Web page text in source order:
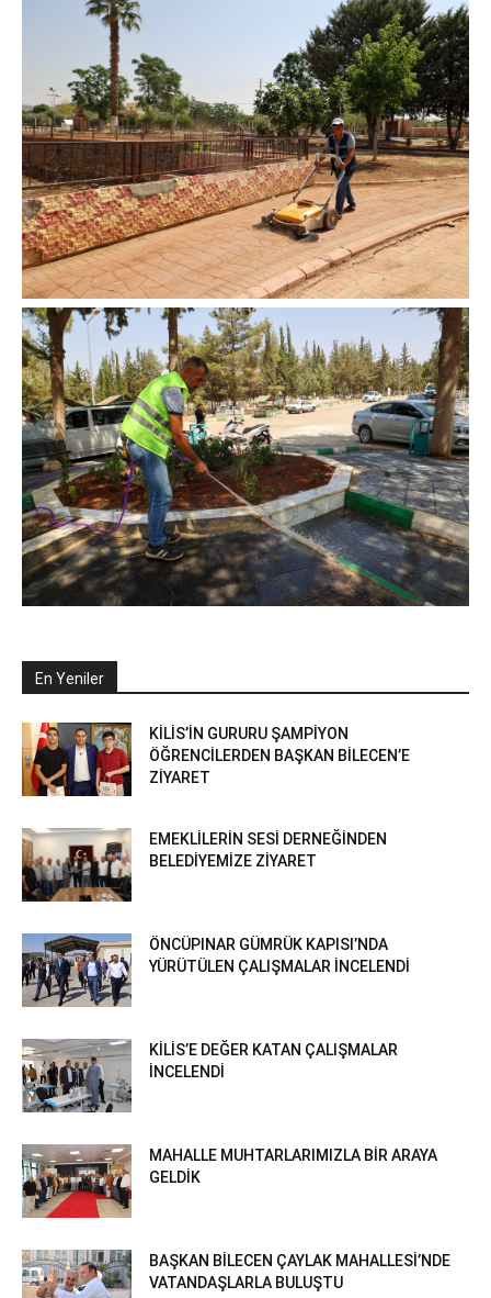
En Yeniler
KİLİS’İN GURURU ŞAMPİYON
ÖĞRENCİLERDEN BAŞKAN BİLECEN’E
ZİYARET
EMEKLİLERİN SESİ DERNEĞİNDEN
BELEDİYEMİZE ZİYARET
ÖNCÜPINAR GÜMRÜK KAPISI’NDA
YÜRÜTÜLEN ÇALIŞMALAR İNCELENDİ
KİLİS’E DEĞER KATAN ÇALIŞMALAR
İNCELENDİ
MAHALLE MUHTARLARIMIZLA BİR ARAYA
GELDİK
BAŞKAN BİLECEN ÇAYLAK MAHALLESİ’NDE
VATANDAŞLARLA BULUŞTU